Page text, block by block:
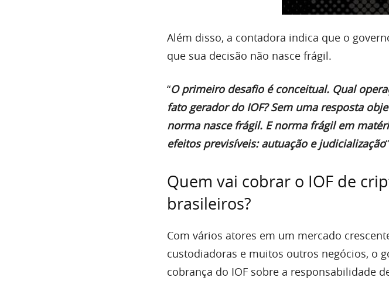
Além disso, a contadora indica que o
que sua decisão não nasce frágil.
“O primeiro desafio é conceitual. Qual
fato gerador do IOF? Sem uma resposta
norma nasce frágil. E norma frágil em
efeitos previsíveis: autuação e judicialização
Quem vai cobrar o IOF de
brasileiros?
Com vários atores em um mercado
custodiadoras e muitos outros negócios, o
cobrança do IOF sobre a responsabilidade